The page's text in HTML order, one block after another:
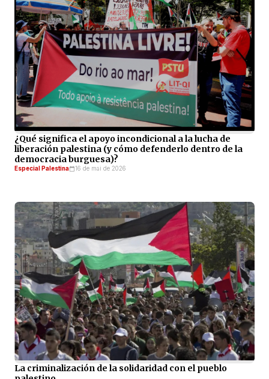
¿Qué significa el apoyo incondicional a la lucha de
liberación palestina (y cómo defenderlo dentro de la
democracia burguesa)?
Especial Palestina 16 de mai de 2026
La criminalización de la solidaridad con el pueblo